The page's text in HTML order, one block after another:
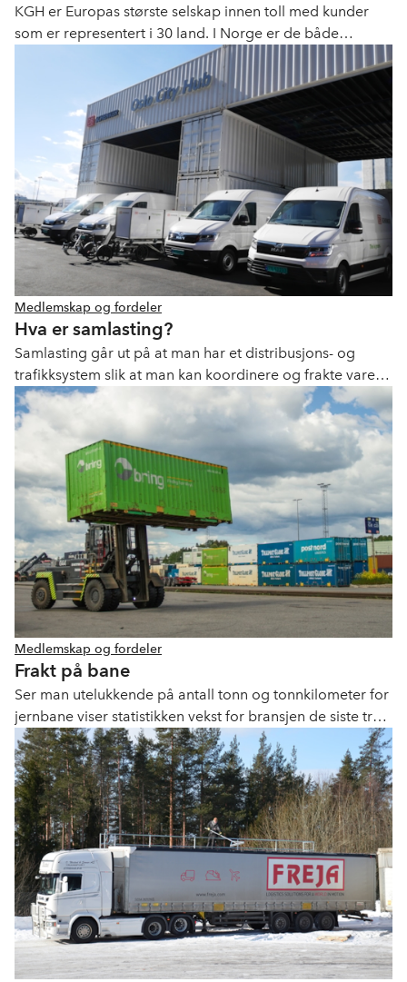
KGH er Europas største selskap innen toll med kunder
som er representert i 30 land. I Norge er de både
leverandør og konkurrent til transportnæringen,
ettersom mange transportører også fortoller selv.
Medlemskap og fordeler
Hva er samlasting?
Samlasting går ut på at man har et distribusjons- og
trafikksystem slik at man kan koordinere og frakte varer
fra ulike leverandører til samme sted. Samlasting gir
signifikante forbedringer i effektiviteten, og reduserer
belastningen på veiene, miljøet og klima.
Medlemskap og fordeler
Frakt på bane
Ser man utelukkende på antall tonn og tonnkilometer for
jernbane viser statistikken vekst for bransjen de siste tre
årene. Ser man derimot på det godset som også kan
fraktes på vei, viser tallene det motsatte. Jernbanefrakt
av containere og annet utstyr som også kan fraktes med
lastebil har nemlig ikke vokst siden 2011. Dette betyr at
jernbanen har tapt markedsandeler mot lastebilen de
siste ti årene.